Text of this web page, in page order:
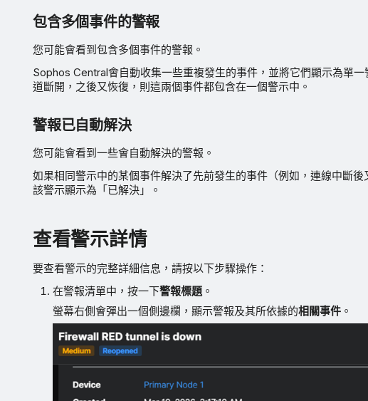
包含多個事件的警報
您可能會看到包含多個事件的警報。
Sophos Central會自動收集一些重複發生的事件，並將它們顯示為單
道斷開，之後又恢復，則這兩個事件都包含在一個警示中。
警報已自動解決
您可能會看到一些會自動解決的警報。
如果相同警示中的某個事件解決了先前發生的事件（例如，連線中斷後
該警示顯示為「已解決」。
查看警示詳情
要查看警示的完整詳細信息，請按以下步驟操作：
在警報清單中，按一下警報標題 。
螢幕右側會彈出一個側邊欄，顯示警報及其所依據的相關事件 。